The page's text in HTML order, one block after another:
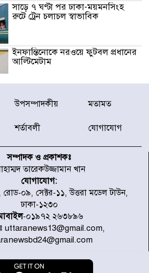
সাড়ে ৭ ঘণ্টা পর ঢাকা-ময়মনসিংহ
রুটে ট্রেন চলাচল স্বাভাবিক
ইনফান্তিনোকে নরওয়ে ফুটবল প্রধানের
আল্টিমেটাম
দেশে ভারি বৃষ্টির সতর্কবার্তা, ১০
জেলায় বন্যার পূর্বাভাস
স্থাপনের উদ্যোগ চান মিয়া ব্যাপারীর
৭ জেলায় ঝোড়ো হাওয়াসহ বজ্রবৃষ্টির
শঙ্কা
বগুড়া ও সিলেটে সড়ক দুর্ঘটনায় নিহত
১৫
উপসম্পাদকীয় মতামত
শর্তাবলী যোগাযোগ
সম্পাদক ও প্রকাশকঃ
তারেকউজ্জামান খান
যোগাযোগ:
০৯, সেক্টর-১১, উত্তরা মডেল টাউন,
ঢাকা-১২৩০
-০১৯৭২ ২৬৩৮৯৬
uttaranews13@gmail.com,